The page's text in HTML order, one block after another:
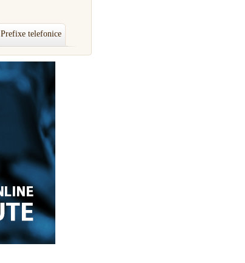
Prefixe telefonice